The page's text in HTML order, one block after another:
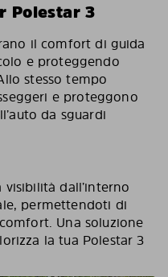
Polestar 3
il comfort di guida
e proteggendo
stesso tempo
e proteggono
da sguardi
visibilità dall’interno
permettendoti di
Una soluzione
la tua Polestar 3